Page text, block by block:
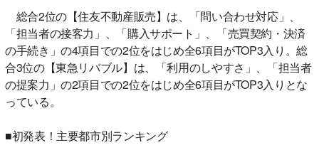
総合2位の【住友不動産販売】は、「問い合わせ対応」、
「担当者の接客力」、「購入サポート」、「売買契約・決済
の手続き」の4項目での2位をはじめ全6項目がTOP3入り。総
合3位の【東急リバブル】は、「利用のしやすさ」、「担当者
の提案力」の2項目での2位をはじめ全6項目がTOP3入りとな
っている。
■初発表！主要都市別ランキング